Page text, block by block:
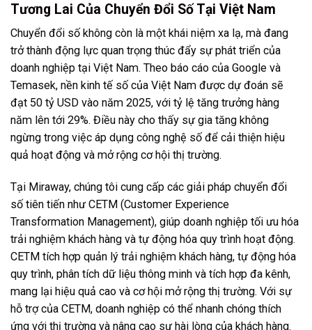
Tương Lai Của Chuyển Đổi Số Tại Việt Nam
Chuyển đổi số không còn là một khái niệm xa lạ, mà đang
trở thành động lực quan trọng thúc đẩy sự phát triển của
doanh nghiệp tại Việt Nam. Theo báo cáo của Google và
Temasek, nền kinh tế số của Việt Nam được dự đoán sẽ
đạt 50 tỷ USD vào năm 2025, với tỷ lệ tăng trưởng hàng
năm lên tới 29%. Điều này cho thấy sự gia tăng không
ngừng trong việc áp dụng công nghệ số để cải thiện hiệu
quả hoạt động và mở rộng cơ hội thị trường.
Tại Miraway, chúng tôi cung cấp các giải pháp chuyển đổi
số tiên tiến như CETM (Customer Experience
Transformation Management), giúp doanh nghiệp tối ưu hóa
trải nghiệm khách hàng và tự động hóa quy trình hoạt động.
CETM tích hợp quản lý trải nghiệm khách hàng, tự động hóa
quy trình, phân tích dữ liệu thông minh và tích hợp đa kênh,
mang lại hiệu quả cao và cơ hội mở rộng thị trường. Với sự
hỗ trợ của CETM, doanh nghiệp có thể nhanh chóng thích
ứng với thị trường và nâng cao sự hài lòng của khách hàng.